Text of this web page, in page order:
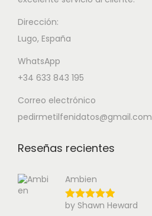
Dirección:
Lugo, España
WhatsApp
+34 633 843 195
Correo electrónico
pedirmetilfenidatos@gmail.com
Reseñas recientes
Ambien
by Shawn Heward